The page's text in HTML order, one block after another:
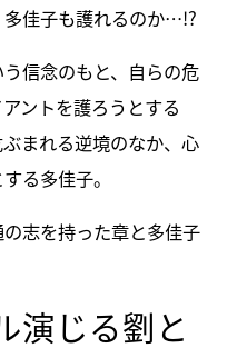
佳子も護れるのか…!?
信念のもと、自らの危
ントを護ろうとする
まれる逆境のなか、心
る多佳子。
志を持った章と多佳子
演じる劉と